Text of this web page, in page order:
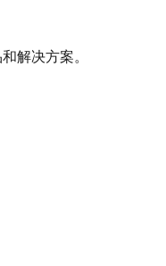
解决方案。